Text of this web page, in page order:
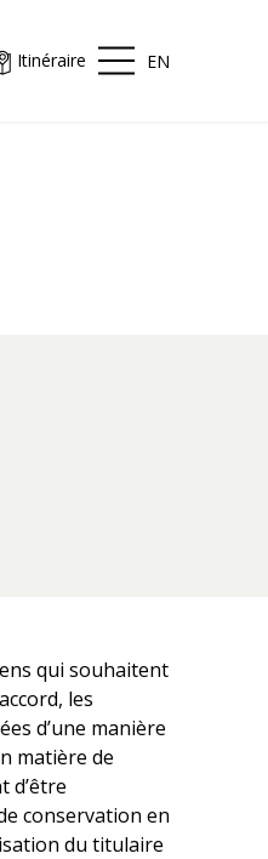
Itinéraire EN
de
qui souhaitent
les
d’une manière
matière de
d’être
conservation en
du titulaire